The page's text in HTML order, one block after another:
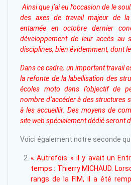
Ainsi que j’ai eu l’occasion de le
des axes de travail majeur de la
entamée en octobre dernier
développement de leur accès au
disciplines, bien évidemment, dont
Dans ce cadre, un important travail
la refonte de la labellisation des
écoles moto dans l’objectif de
nombre d’accéder à des structures
à les accueillir. Des moyens de
site web spécialement dédié seront
Voici également notre seconde
« Autrefois » il y avait un
temps : Thierry MICHAUD.
rangs de la FIM, il a été